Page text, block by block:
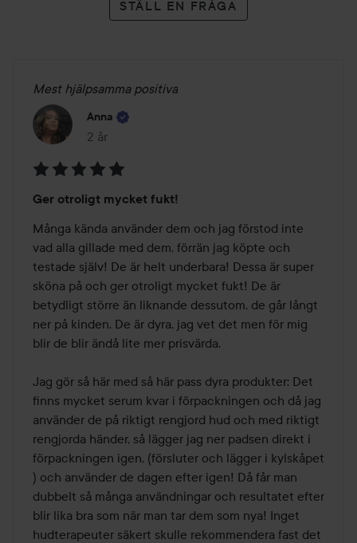
STÄLL EN FRÅGA
Mest hjälpsamma positiva
Anna
2 år
Inlägget skapades 2 år
5
av
5
Ger otroligt mycket fukt!
Många kända använder dem och jag förstod inte
vad alla gillade med dem, förrän jag köpte och
testade själv! De är helt underbara! Dessa är super
sköna på och ger otroligt mycket fukt! De är
betydligt större än liknande dessutom, de går långt
ner på kinden. De är dyra, jag vet det men för mig
blir de blir ändå lite mer prisvärda.
Jag gör så här med så här pass dyra produkter: Det
finns mycket serum kvar i förpackningen och då jag
använder de på riktigt rengjord hud och med riktigt
rengjorda händer, så lägger jag ner padsen direkt i
förpackningen igen, (försluter och lägger i kylskåpet
) och använder de dagen efter igen! Då får man
dubbelt så många användningar och resultatet efter
blir lika bra som när man tar dem som nya! Inget
hudterapeuter säkert skulle rekommendera fast det